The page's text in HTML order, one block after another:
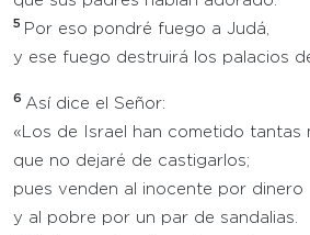
5 Por eso pondré fuego a Judá,
y ese fuego destruirá los palacios
6 Así dice el Señor:
«Los de Israel han cometido tantas
que no dejaré de castigarlos;
pues venden al inocente por dinero
y al pobre por un par de sandalias.